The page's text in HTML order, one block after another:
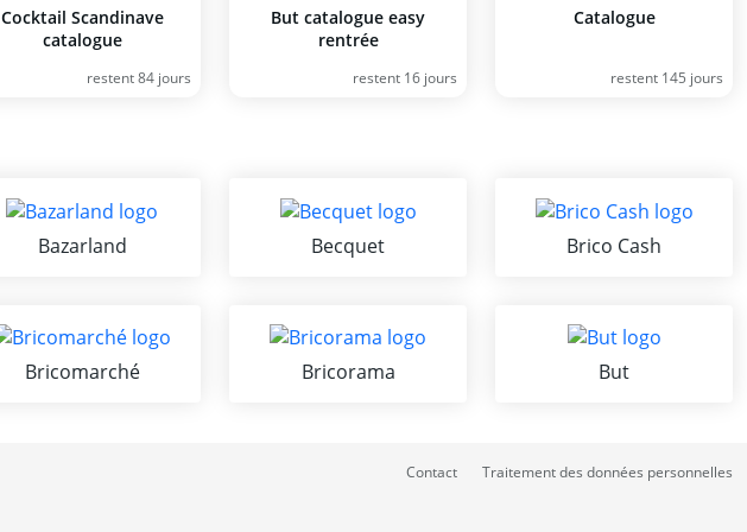
Cocktail Scandinave
catalogue
restent 84 jours
But catalogue easy
rentrée
restent 16 jours
Catalogue
restent 145 jours
Bazarland Becquet Brico Cash
Bricomarché Bricorama But
Contact Traitement des données personnelles